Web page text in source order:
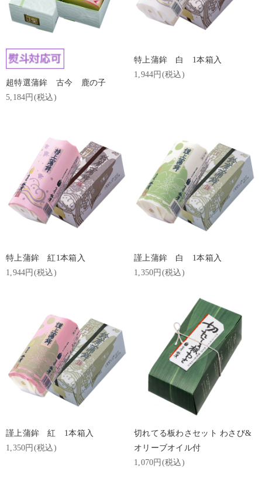
超特選蒲鉾 古今 鹿の子
5,184円(税込)
特上蒲鉾 白 1本箱入
1,944円(税込)
特上蒲鉾 紅1本箱入
1,944円(税込)
謹上蒲鉾 白 1本箱入
1,350円(税込)
謹上蒲鉾 紅 1本箱入
1,350円(税込)
切れてる板わさセット わさび&
オリーブオイル付
1,070円(税込)